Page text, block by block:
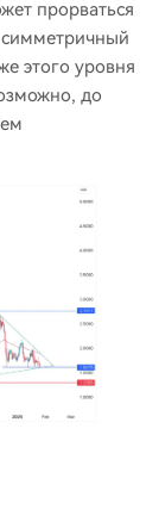
прорваться
этого уровня
до